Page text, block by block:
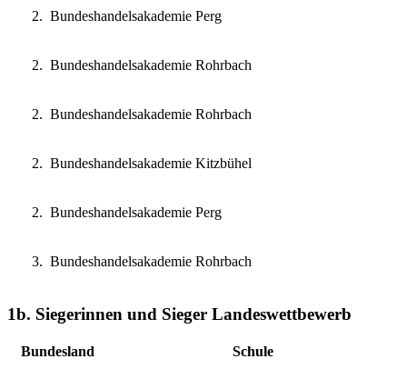
Bundeshandelsakademie Perg
Bundeshandelsakademie Rohrbach
Bundeshandelsakademie Rohrbach
Bundeshandelsakademie Kitzbühel
Bundeshandelsakademie Perg
Bundeshandelsakademie Rohrbach
1b. Siegerinnen und Sieger Landeswettbewerb
Bundesland Schule